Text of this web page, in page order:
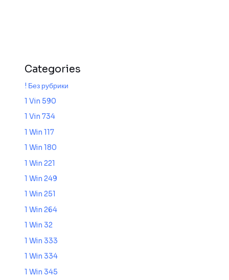
Categories
! Без рубрики
1 Vin 590
1 Vin 734
1 Win 117
1 Win 180
1 Win 221
1 Win 249
1 Win 251
1 Win 264
1 Win 32
1 Win 333
1 Win 334
1 Win 345